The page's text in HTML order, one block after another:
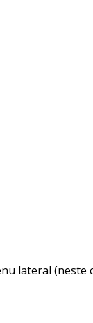
lateral (neste